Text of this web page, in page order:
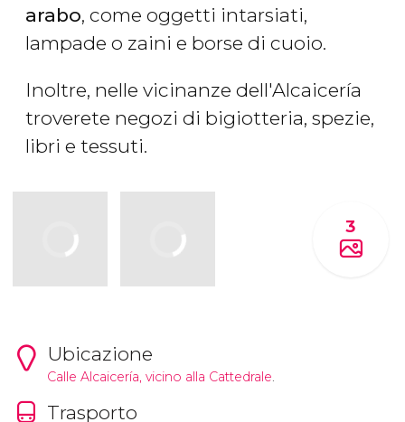
arabo, come oggetti intarsiati,
lampade o zaini e borse di cuoio.
Inoltre, nelle vicinanze dell'Alcaicería
troverete negozi di bigiotteria, spezie,
libri e tessuti.
3
Ubicazione
Calle Alcaicería, vicino alla Cattedrale.
Trasporto